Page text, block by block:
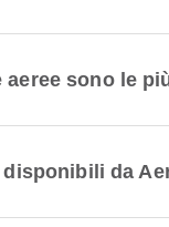
aeree sono le
da